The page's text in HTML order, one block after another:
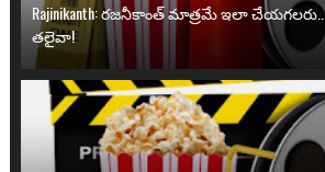
Rajinikanth: రజనీకాంత్ మాత్రమే ఇలా
తలైవా!